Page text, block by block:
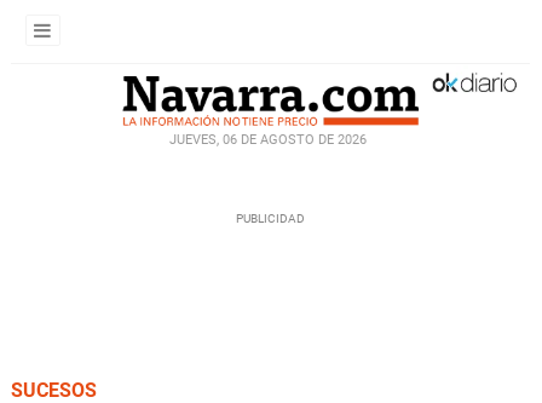
JUEVES, 06 DE AGOSTO DE 2026
SUCESOS